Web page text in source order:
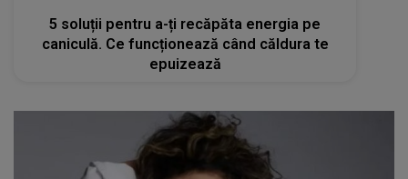
5 soluții pentru a-ți recăpăta energia pe
caniculă. Ce funcționează când căldura te
epuizează